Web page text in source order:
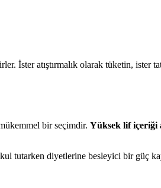
İster atıştırmalık olarak tüketin, ister
bir seçimdir. Yüksek lif içeriği
tutarken diyetlerine besleyici bir güç